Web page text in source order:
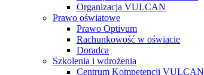
Organizacja VULCAN
Prawo oświatowe
Prawo Optivum
Rachunkowość w oświacie
Doradca
Szkolenia i wdrożenia
Centrum Kompetencji VULCAN